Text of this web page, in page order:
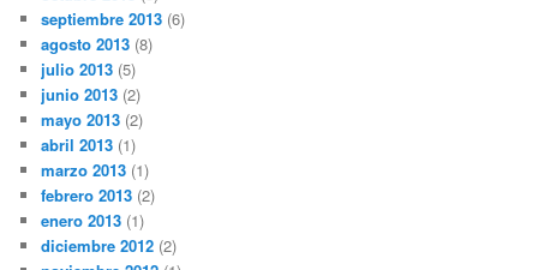
septiembre 2013 (6)
agosto 2013 (8)
julio 2013 (5)
junio 2013 (2)
mayo 2013 (2)
abril 2013 (1)
marzo 2013 (1)
febrero 2013 (2)
enero 2013 (1)
diciembre 2012 (2)